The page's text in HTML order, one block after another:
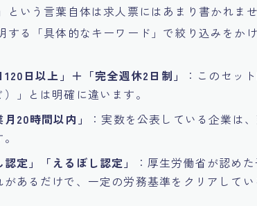
という言葉自体は求人票にはあまり書かれま
する「具体的なキーワード」で絞り込みをか
120日以上」＋「完全週休2日制」
：このセッ
）」とは明確に違います。
月20時間以内」
：実数を公表している企業は
認定」「えるぼし認定」
：厚生労働省が認め
があるだけで、一定の労務基準をクリアしてい